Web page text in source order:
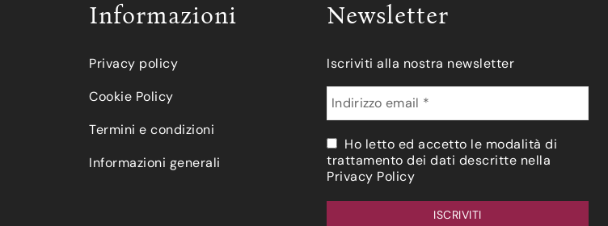
Informazioni
Privacy policy
Cookie Policy
Termini e condizioni
Informazioni generali
Newsletter
Iscriviti alla nostra newsletter
Ho letto ed accetto le modalità di
trattamento dei dati descritte nella
Privacy Policy